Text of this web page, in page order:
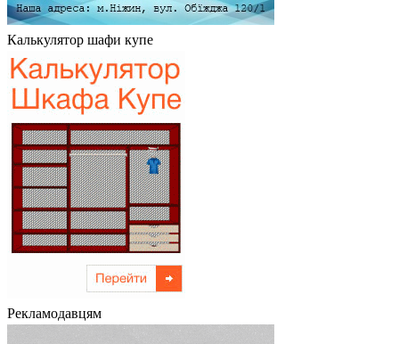
Калькулятор шафи купе
Рекламодавцям